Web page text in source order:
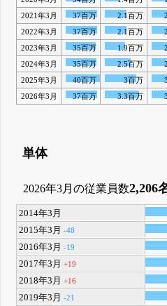
2021年3月
37百万 2.1百万
2022年3月
37百万 2.1百万
2023年3月
35百万 1.9百万
2024年3月
35百万 2.5百万
2025年3月
40百万 3百万
2026年3月
37百万 3.3百万
単体
2026年3月の従業員数2,206
2014年3月
2015年3月-48
2016年3月-19
2017年3月+19
2018年3月+16
2019年3月-21